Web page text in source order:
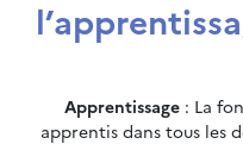
Apprentissage : La
apprentis dans tous les